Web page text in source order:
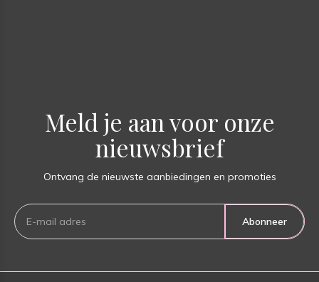
Meld je aan voor onze
nieuwsbrief
Ontvang de nieuwste aanbiedingen en promoties
Abonneer